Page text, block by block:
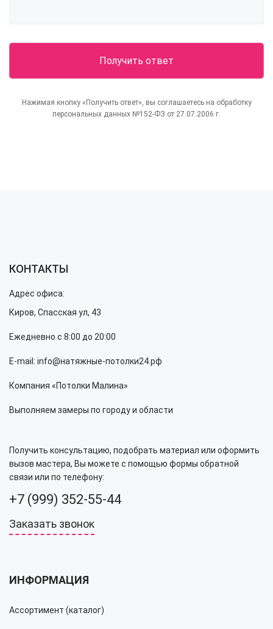
Нажимая кнопку «Получить ответ», вы соглашаетесь на обработку
персональных данных №152-ФЗ от 27.07.2006 г.
КОНТАКТЫ
Адрес офиса:
Киров, Спасская ул, 43
Ежедневно с 8:00 до 20:00
E-mail: info@натяжные-потолки24.рф
Компания «Потолки Малина»
Выполняем замеры по городу и области
Получить консультацию, подобрать материал или оформить
вызов мастера, Вы можете с помощью формы обратной
связи или по телефону:
+7 (999) 352-55-44
Заказать звонок
ИНФОРМАЦИЯ
Ассортимент (каталог)